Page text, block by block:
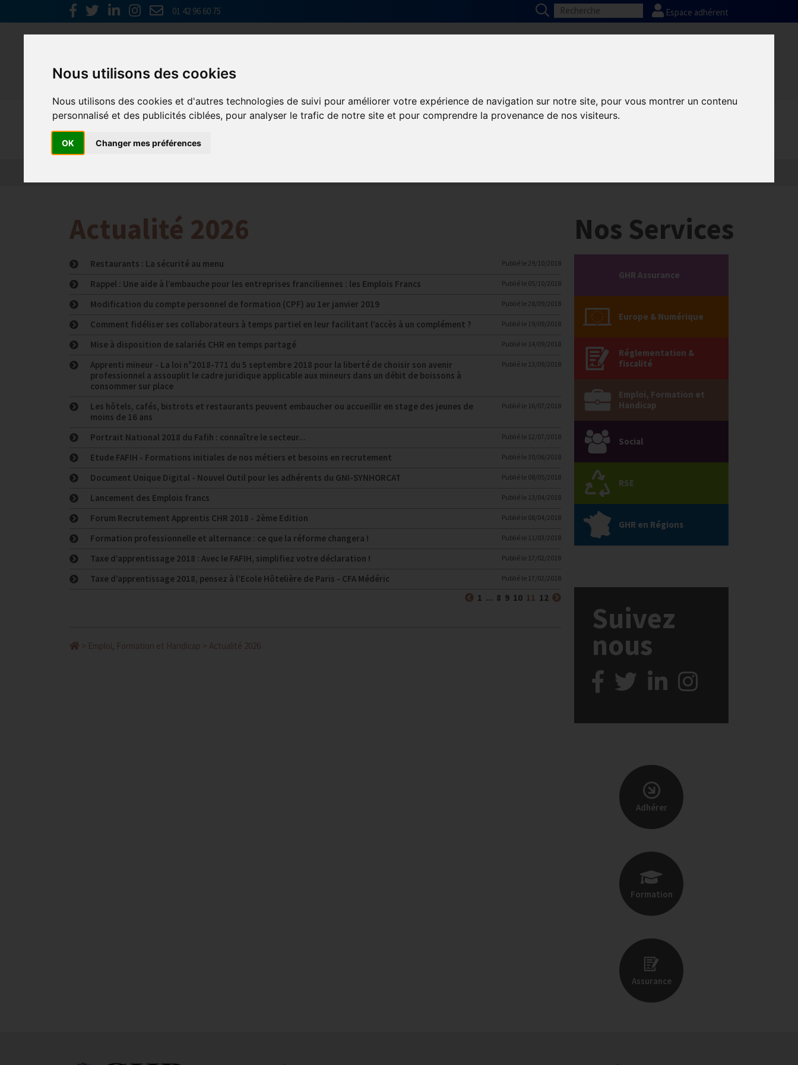
Nous utilisons des cookies
Nous utilisons des cookies et d'autres technologies de suivi pour améliorer votre expérience de navigation sur notre site, pour vous montrer un contenu
personnalisé et des publicités ciblées, pour analyser le trafic de notre site et pour comprendre la provenance de nos visiteurs.
OK Changer mes préférences
01 42 96 60 75 Espace adhérent
Emploi, Formation et Handicap
Actualité 2026
Restaurants : La sécurité au menu Publié le 29/10/2018
Rappel : Une aide à l’embauche pour les entreprises franciliennes : les Emplois Francs Publié le 05/10/2018
Modification du compte personnel de formation (CPF) au 1er janvier 2019 Publié le 28/09/2018
Comment fidéliser ses collaborateurs à temps partiel en leur facilitant l’accès à un complément ? Publié le 19/09/2018
Mise à disposition de salariés CHR en temps partagé Publié le 14/09/2018
Apprenti mineur - La loi n°2018-771 du 5 septembre 2018 pour la liberté de choisir son avenir
professionnel a assouplit le cadre juridique applicable aux mineurs dans un débit de boissons à
consommer sur place
Publié le 13/09/2018
Les hôtels, cafés, bistrots et restaurants peuvent embaucher ou accueillir en stage des jeunes de
moins de 16 ans
Publié le 16/07/2018
Portrait National 2018 du Fafih : connaître le secteur... Publié le 12/07/2018
Etude FAFIH - Formations initiales de nos métiers et besoins en recrutement Publié le 30/06/2018
Document Unique Digital - Nouvel Outil pour les adhérents du GNI-SYNHORCAT Publié le 08/05/2018
Lancement des Emplois francs Publié le 13/04/2018
Forum Recrutement Apprentis CHR 2018 - 2ème Edition Publié le 08/04/2018
Formation professionnelle et alternance : ce que la réforme changera ! Publié le 11/03/2018
Taxe d’apprentissage 2018 : Avec le FAFIH, simplifiez votre déclaration ! Publié le 17/02/2018
Taxe d’apprentissage 2018, pensez à l’Ecole Hôtelière de Paris - CFA Médéric Publié le 17/02/2018
Précédent
1 ... 8 9 10 11 (courante)
12
> Emploi, Formation et Handicap > Actualité 2026
Nos Services
GHR Assurance
Europe & Numérique
Réglementation &
fiscalité
Emploi, Formation et
Handicap
Social
RSE
GHR en Régions
Suivez
nous
Adhérer
Formation
Assurance